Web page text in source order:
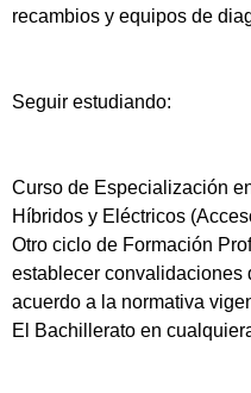
recambios y equipos de
Seguir estudiando:
Curso de Especialización
Híbridos y Eléctricos
Otro ciclo de Formación
establecer convalidaciones
acuerdo a la normativa
El Bachillerato en